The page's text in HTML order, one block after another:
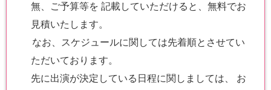
無、ご予算等を 記載していただけると、無料でお
見積いたします。
なお、スケジュールに関しては先着順とさせてい
ただいております。
先に出演が決定している日程に関しましては、 お